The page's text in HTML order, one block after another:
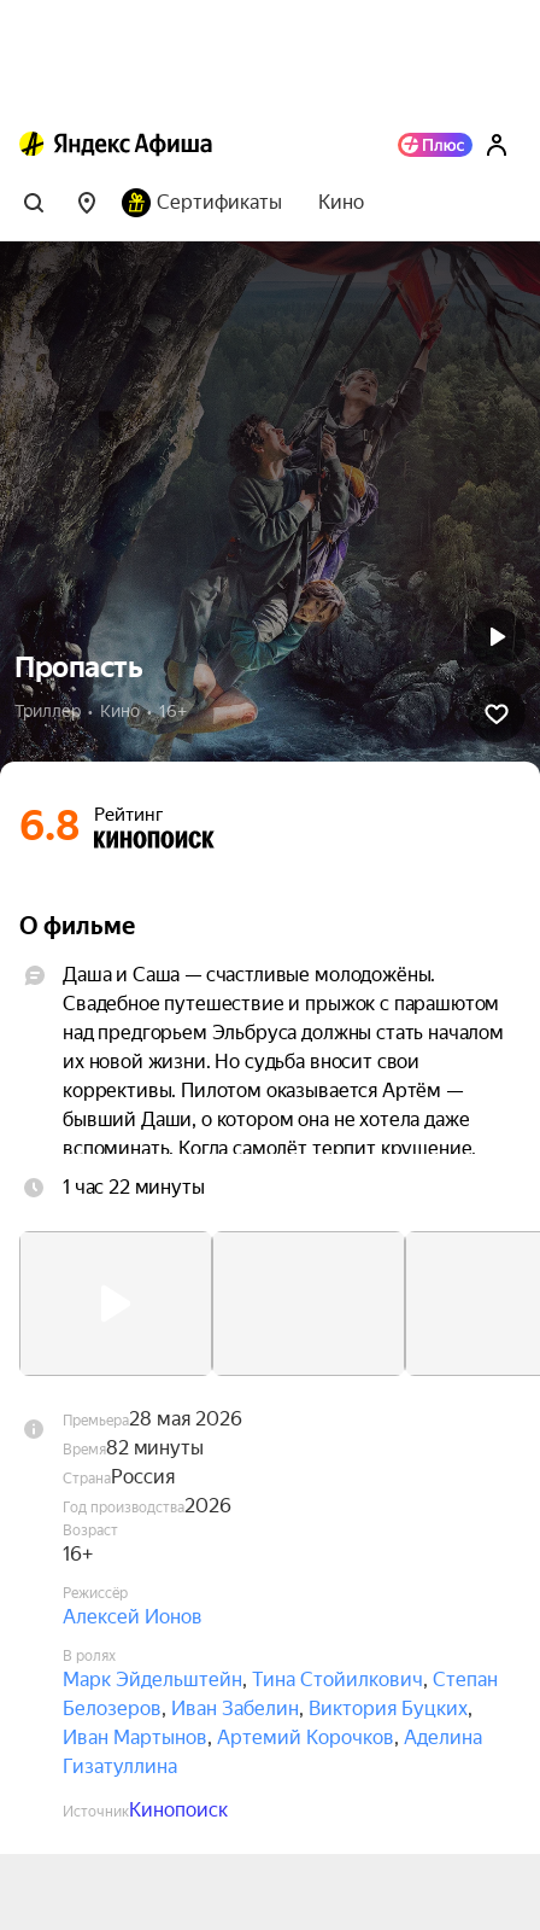
Сертификаты Кино
Пропасть
Триллер  •  Кино  •  16+
6.8 Рейтинг
О фильме
Даша и Саша — счастливые молодожёны.
Свадебное путешествие и прыжок с парашютом
над предгорьем Эльбруса должны стать началом
их новой жизни. Но судьба вносит свои
коррективы. Пилотом оказывается Артём —
бывший Даши, о котором она не хотела даже
вспоминать. Когда самолёт терпит крушение,
троим приходится прыгать без подготовки.
— но оказываются подвешены над горной
1 час 22 минуты
Премьера28 мая 2026
Время82 минуты
СтранаРоссия
Год производства2026
Возраст
16+
Режиссёр
Алексей Ионов
В ролях
Марк Эйдельштейн, Тина Стойилкович, Степан
Белозеров, Иван Забелин, Виктория Буцких,
Иван Мартынов, Артемий Корочков, Аделина
Гизатуллина
ИсточникКинопоиск